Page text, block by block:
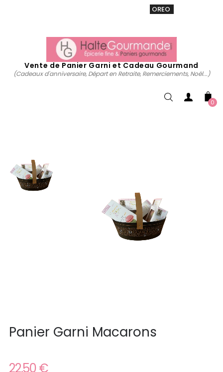
OREO
Vente de Panier Garni et Cadeau Gourmand
(Cadeaux d'anniversaire, Départ en Retraite, Remerciements, Noël...)
0
Panier Garni Macarons
22,50 €